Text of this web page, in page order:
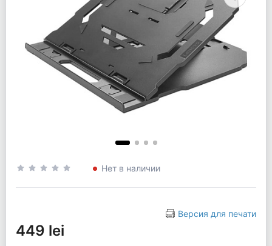
Нет в наличии
Версия для печати
449 lei